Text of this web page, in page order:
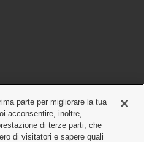
parte per migliorare la tua
acconsentire, inoltre,
di terze parti, che
di visitatori e sapere quali